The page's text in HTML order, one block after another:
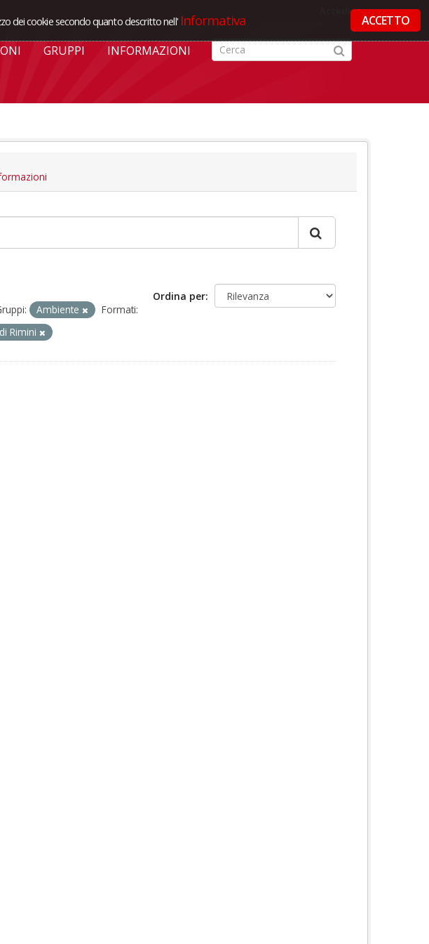
dei cookie secondo quanto descritto nell' Informativa ACCETTO
GRUPPI INFORMAZIONI
Ordina per
Ambiente
Formati:
Rimini